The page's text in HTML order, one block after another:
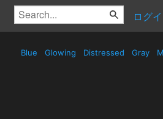
ログ
Blue Glowing Distressed Gray